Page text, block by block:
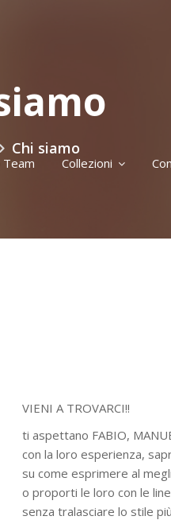
Collezioni
Chi siamo
VIENI A TROVARCI!!
ti aspettano FABIO,
con la loro esperienza,
su come esprimere al
o proporti le loro con le
senza tralasciare lo stile